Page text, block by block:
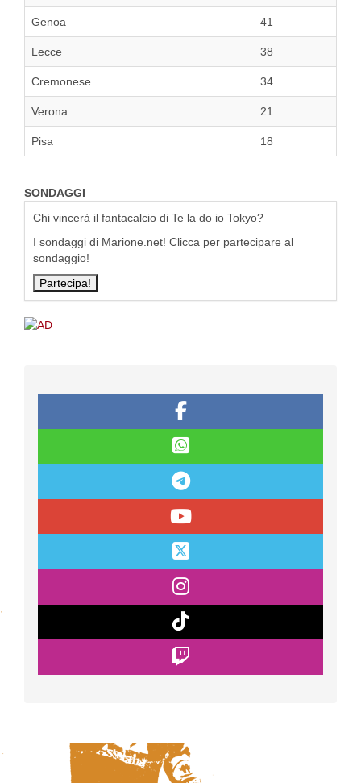
Genoa 41
Lecce 38
Cremonese 34
Verona 21
Pisa 18
SONDAGGI
Chi vincerà il fantacalcio di Te la do io Tokyo?
I sondaggi di Marione.net! Clicca per partecipare al
sondaggio!